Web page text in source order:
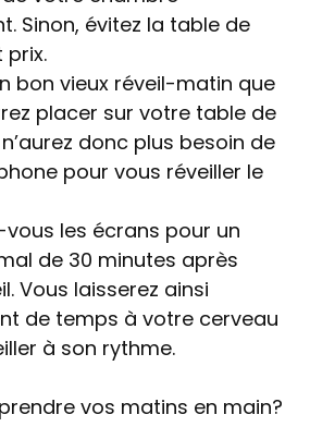
Sinon, évitez la table de
prix.
bon vieux réveil-matin que
placer sur votre table de
donc plus besoin de
pour vous réveiller le
les écrans pour un
de 30 minutes après
Vous laisserez ainsi
de temps à votre cerveau
à son rythme.
vos matins en main?